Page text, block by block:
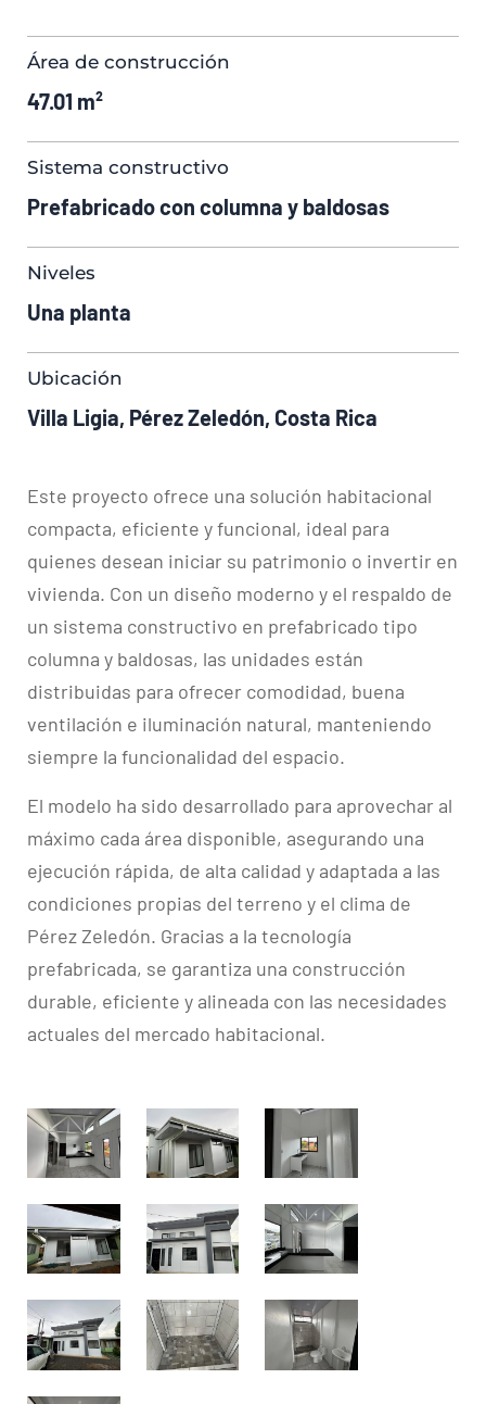
Área de construcción
47.01 m²
Sistema constructivo
Prefabricado con columna y baldosas
Niveles
Una planta
Ubicación
Villa Ligia, Pérez Zeledón, Costa Rica
Este proyecto ofrece una solución habitacional
compacta, eficiente y funcional, ideal para
quienes desean iniciar su patrimonio o invertir en
vivienda. Con un diseño moderno y el respaldo de
un sistema constructivo en prefabricado tipo
columna y baldosas, las unidades están
distribuidas para ofrecer comodidad, buena
ventilación e iluminación natural, manteniendo
siempre la funcionalidad del espacio.
El modelo ha sido desarrollado para aprovechar al
máximo cada área disponible, asegurando una
ejecución rápida, de alta calidad y adaptada a las
condiciones propias del terreno y el clima de
Pérez Zeledón. Gracias a la tecnología
prefabricada, se garantiza una construcción
durable, eficiente y alineada con las necesidades
actuales del mercado habitacional.